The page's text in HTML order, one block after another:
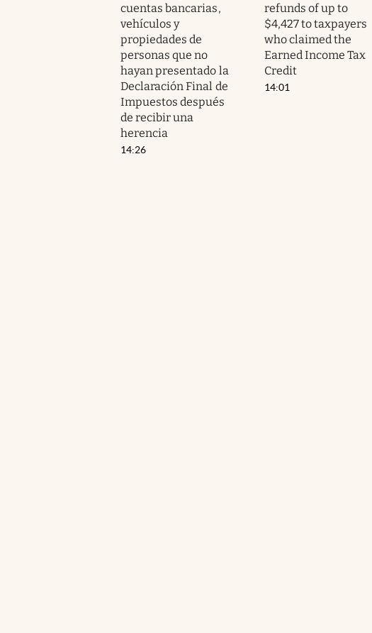
cuentas bancarias,
vehículos y
propiedades de
personas que no
hayan presentado la
Declaración Final de
Impuestos después
de recibir una
herencia
14:26
refunds of up to
$4,427 to taxpayers
who claimed the
Earned Income Tax
Credit
14:01